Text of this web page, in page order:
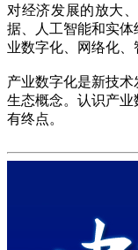
对经济发展的放大
据、人工智能和实
业数字化、网络化、
产业数字化是新技
生态概念。认识产
有终点。